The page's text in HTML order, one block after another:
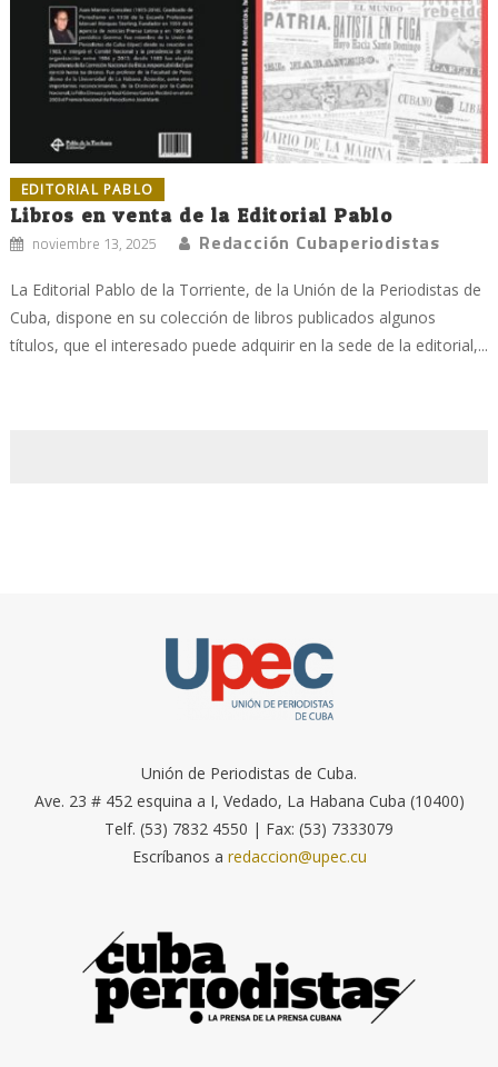
EDITORIAL PABLO
Libros en venta de la Editorial Pablo
noviembre 13, 2025 Redacción Cubaperiodistas
La Editorial Pablo de la Torriente, de la Unión de la Periodistas de
Cuba, dispone en su colección de libros publicados algunos
títulos, que el interesado puede adquirir en la sede de la editorial,...
Unión de Periodistas de Cuba.
Ave. 23 # 452 esquina a I, Vedado, La Habana Cuba (10400)
Telf. (53) 7832 4550 | Fax: (53) 7333079
Escríbanos a redaccion@upec.cu